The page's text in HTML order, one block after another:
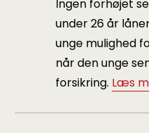
Ingen forhøjet
under 26 år
unge mulighed
når den unge
forsikring. Læs